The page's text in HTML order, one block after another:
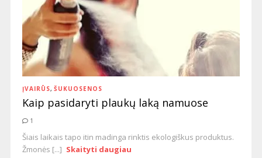
ĮVAIRŪS, ŠUKUOSENOS
Kaip pasidaryti plaukų laką namuose
1
Šiais laikais tapo itin madinga rinktis ekologiškus produktus.
Žmonės [...] Skaityti daugiau